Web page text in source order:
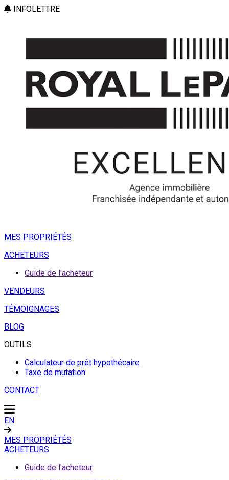
INFOLETTRE
MES PROPRIÉTÉS
ACHETEURS
Guide de l'acheteur
VENDEURS
TÉMOIGNAGES
BLOG
OUTILS
Calculateur de prêt hypothécaire
Taxe de mutation
CONTACT
EN
MES PROPRIÉTÉS
ACHETEURS
Guide de l'acheteur